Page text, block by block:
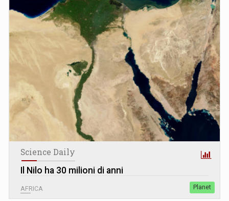
Science Daily
Il Nilo ha 30 milioni di anni
AFRICA Planet